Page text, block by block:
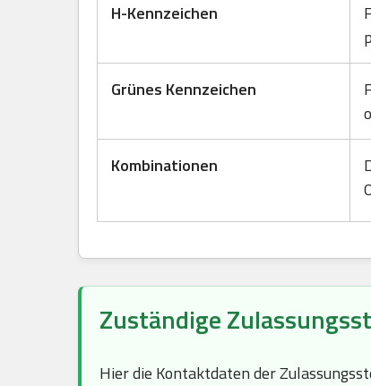
H-Kennzeichen
Grünes Kennzeichen
Kombinationen
Zuständige
Hier die Kontaktdaten der